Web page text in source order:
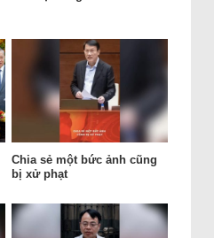
Chia sẻ một bức ảnh cũng
bị xử phạt